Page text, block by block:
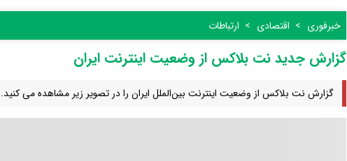
خبرفوری اقتصادی ارتباطات
گزارش جدید نت بلاکس از وضعیت اینترنت ایران
گزارش نت بلاکس از وضعیت اینترنت بین‌الملل ایران را در تصویر زیر مشاهده می کنید.